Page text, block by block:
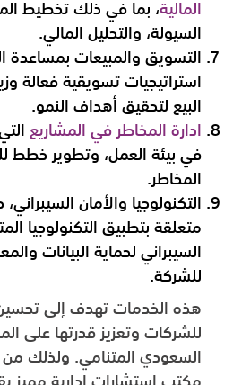
المالية، بما في ذلك تخطيط
السيولة، والتحليل المالي.
التسويق والمبيعات بمساعدة
استراتيجيات تسويقية فعالة
البيع لتحقيق أهداف النمو.
ادارة المخاطر في المشاريع
في بيئة العمل، وتطوير خطط
المخاطر.
التكنولوجيا والأمان
متعلقة بتطبيق التكنولوجيا
السيبراني لحماية البيانات
للشركة.
هذه الخدمات تهدف إلى تحسين
للشركات وتعزيز قدرتها على
السعودي المتنامي. ولذلك